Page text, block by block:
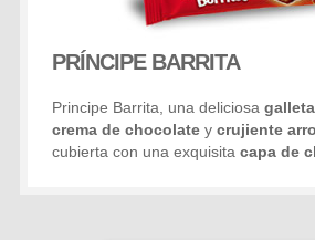
PRÍNCIPE BARRITA
Principe Barrita, una deliciosa
crema de chocolate ycrujiente
cubierta con una exquisitacapa de